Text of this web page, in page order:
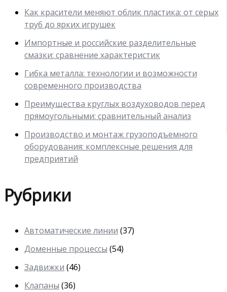
Как красители меняют облик пластика: от серых
труб до ярких игрушек
Импортные и российские разделительные
смазки: сравнение характеристик
Гибка металла: технологии и возможности
современного производства
Преимущества круглых воздуховодов перед
прямоугольными: сравнительный анализ
Производство и монтаж грузоподъемного
оборудования: комплексные решения для
предприятий
Рубрики
Автоматические линии (37)
Доменные процессы (54)
Задвижки (46)
Клапаны (36)